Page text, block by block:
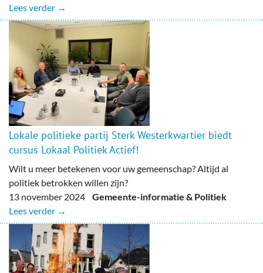
Lees verder →
Lokale politieke partij Sterk Westerkwartier biedt
cursus Lokaal Politiek Actief!
Wilt u meer betekenen voor uw gemeenschap? Altijd al
politiek betrokken willen zijn?
13 november 2024 Gemeente-informatie & Politiek
Lees verder →